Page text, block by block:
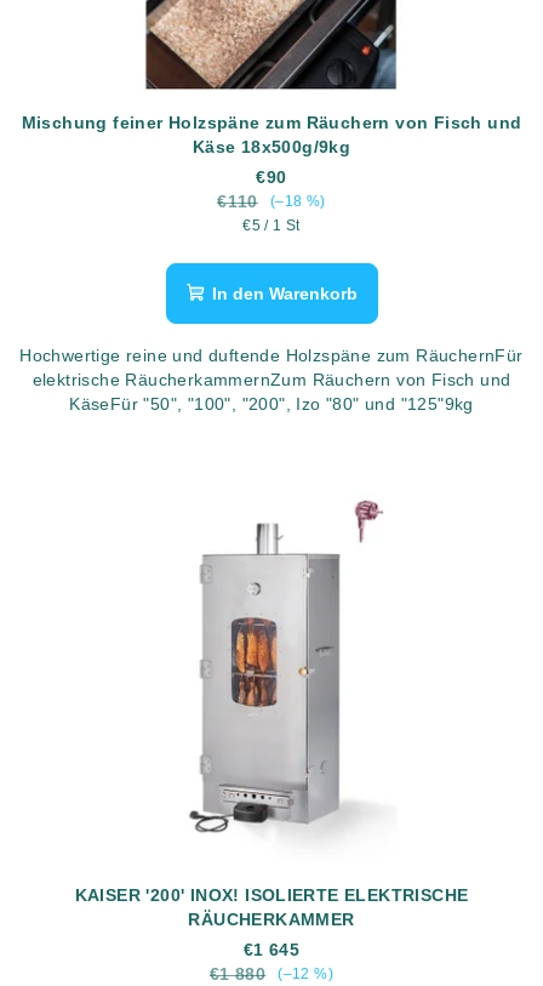
Mischung feiner Holzspäne zum Räuchern von Fisch und
Käse 18x500g/9kg
€90
€110
(–18 %)
Verkaufspreis:
€5 / 1 St
In den Warenkorb
Hochwertige reine und duftende Holzspäne zum RäuchernFür
elektrische RäucherkammernZum Räuchern von Fisch und
KäseFür "50", "100", "200", Izo "80" und "125"9kg
KAISER '200' INOX! ISOLIERTE ELEKTRISCHE
RÄUCHERKAMMER
€1 645
€1 880
(–12 %)